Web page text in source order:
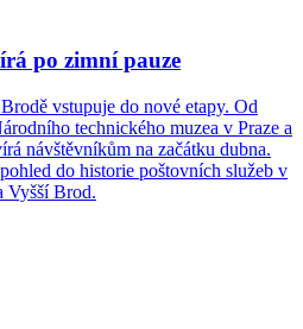
po zimní pauze
vstupuje do nové etapy. Od
technického muzea v Praze a
návštěvníkům na začátku dubna.
do historie poštovních služeb v
Vyšší Brod.